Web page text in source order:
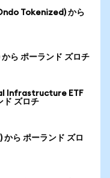
Tokenized) から
ら ポーランド ズロチ
Infrastructure ETF
ド ズロチ
ら ポーランド ズロ